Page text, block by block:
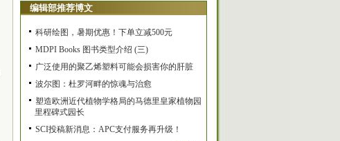
编辑部推荐博文
科研绘图，暑期优惠！下单立减500元
MDPI Books 图书类型介绍 (三)
广泛使用的聚乙烯塑料可能会损害你的肝脏
波尔图：杜罗河畔的惊魂与治愈
塑造欧洲近代植物学格局的马德里皇家植物园
里程碑式园长
SCI投稿新消息：APC支付服务再升级！